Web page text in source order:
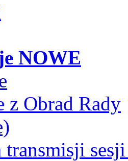
NOWE
z Obrad Rady